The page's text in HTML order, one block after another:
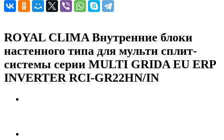
ROYAL CLIMA Внутренние блоки
настенного типа для мульти сплит-
системы серии MULTI GRIDA EU ERP
INVERTER RCI-GR22HN/IN